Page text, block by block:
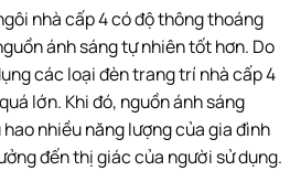
nhà cấp 4 có độ thông thoáng
ánh sáng tự nhiên tốt hơn. Do
các loại đèn trang trí nhà cấp 4
lớn. Khi đó, nguồn ánh sáng
nhiều năng lượng của gia đình
đến thị giác của người sử dụng.